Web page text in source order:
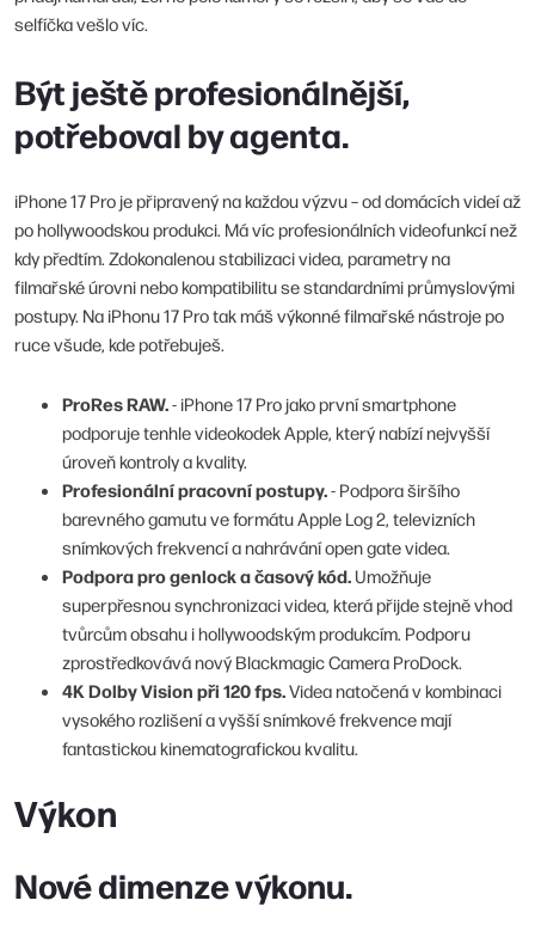
selfíčka vešlo víc.
Být ještě profesionálnější,
potřeboval by agenta.
iPhone 17 Pro je připravený na každou výzvu – od domácích videí až
po hollywoodskou produkci. Má víc profesionálních videofunkcí než
kdy předtím. Zdokonalenou stabilizaci videa, parametry na
filmařské úrovni nebo kompatibilitu se standardními průmyslovými
postupy. Na iPhonu 17 Pro tak máš výkonné filmařské nástroje po
ruce všude, kde potřebuješ.
ProRes RAW.- iPhone 17 Pro jako první smartphone
podporuje tenhle videokodek Apple, který nabízí nejvyšší
úroveň kontroly a kvality.
Profesionální pracovní postupy.- Podpora širšího
barevného gamutu ve formátu Apple Log 2, televizních
snímkových frekvencí a nahrávání open gate videa.
Podpora pro genlock a časový kód. Umožňuje
superpřesnou synchronizaci videa, která přijde stejně vhod
tvůrcům obsahu i hollywoodským produkcím. Podporu
zprostředkovává nový Blackmagic Camera ProDock.
4K Dolby Vision při 120 fps.Videa natočená v kombinaci
vysokého rozlišení a vyšší snímkové frekvence mají
fantastickou kinematografickou kvalitu.
Výkon
Nové dimenze výkonu.